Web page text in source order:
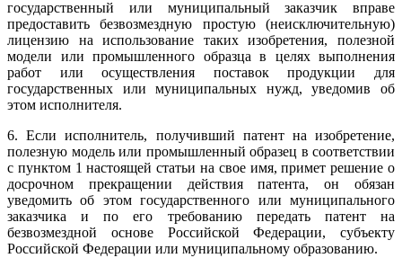
государственный или муниципальный заказчик вправе
предоставить безвозмездную простую (неисключительную)
лицензию на использование таких изобретения, полезной
модели или промышленного образца в целях выполнения
работ или осуществления поставок продукции для
государственных или муниципальных нужд, уведомив об
этом исполнителя.
6. Если исполнитель, получивший патент на изобретение,
полезную модель или промышленный образец в соответствии
с пунктом 1 настоящей статьи на свое имя, примет решение о
досрочном прекращении действия патента, он обязан
уведомить об этом государственного или муниципального
заказчика и по его требованию передать патент на
безвозмездной основе Российской Федерации, субъекту
Российской Федерации или муниципальному образованию.